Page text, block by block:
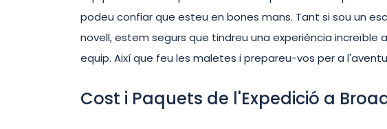
podeu confiar que esteu en bones mans. Tant si sou un
novell, estem segurs que tindreu una experiència increïble
equip. Així que feu les maletes i prepareu-vos per a
Cost i Paquets de l'Expedició a